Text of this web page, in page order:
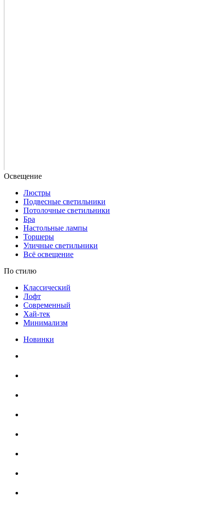
Люстры
Подвесные светильники
Потолочные светильники
Бра
Настольные лампы
Торшеры
Уличные светильники